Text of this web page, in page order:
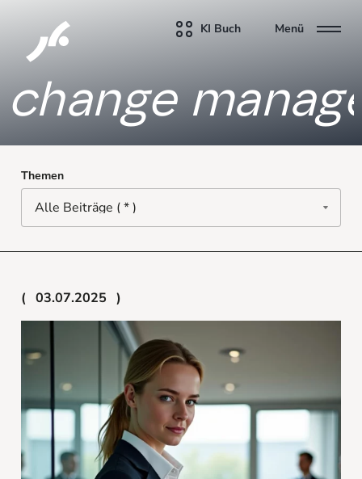
KI Buch Menü
change
Themen
03.07.2025